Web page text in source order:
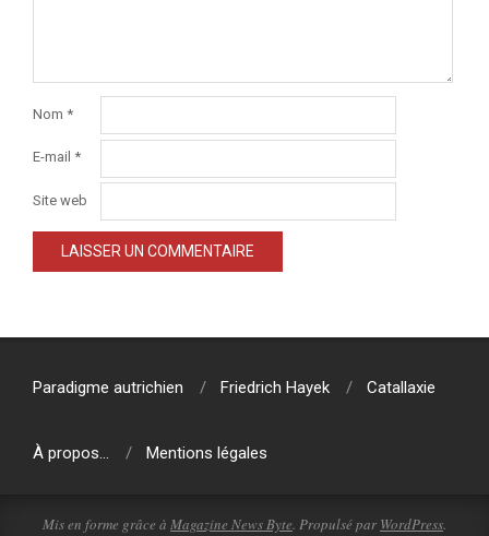
Nom *
E-mail *
Site web
Paradigme autrichien Friedrich Hayek Catallaxie
À propos… Mentions légales
Mis en forme grâce à Magazine News Byte. Propulsé par WordPress.